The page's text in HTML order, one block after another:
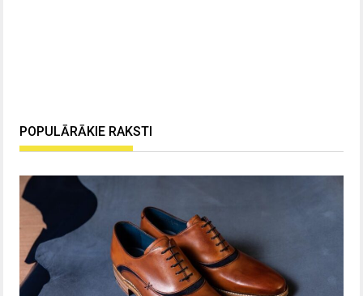
POPULĀRĀKIE RAKSTI